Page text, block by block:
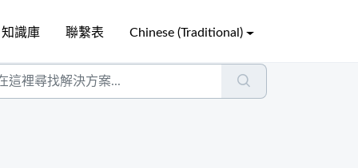
知識庫 聯繫表 Chinese (Traditional)